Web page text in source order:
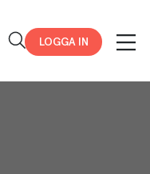
LOGGA IN